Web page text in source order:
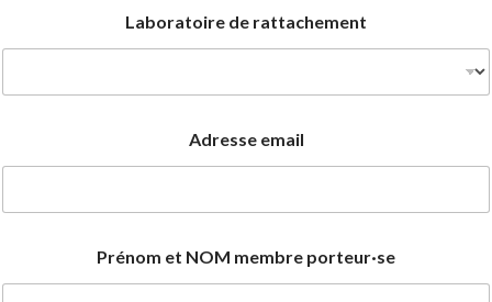
Laboratoire de rattachement
Adresse email
Prénom et NOM membre porteur·se